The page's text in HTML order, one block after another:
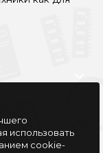
использовать
cookie-